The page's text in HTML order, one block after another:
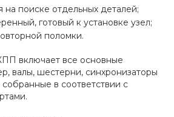
на поиске отдельных деталей;
готовый к установке узел;
поломки.
включает все основные
валы, шестерни, синхронизаторы
в соответствии с